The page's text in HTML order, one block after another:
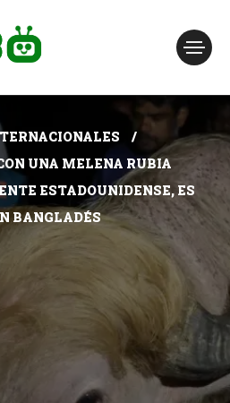
UNA MELENA RUBIA
ESTADOUNIDENSE, ES
BANGLADÉS